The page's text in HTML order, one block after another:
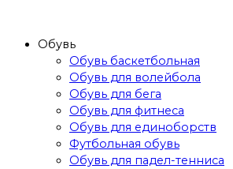
Обувь
Обувь баскетбольная
Обувь для волейбола
Обувь для бега
Обувь для фитнеса
Обувь для единоборств
Футбольная обувь
Обувь для падел-тенниса